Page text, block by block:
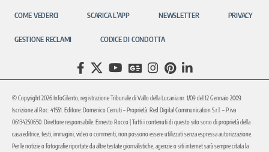
COME VEDERCI SCARICA L’APP NEWSLETTER PRIVACY
GESTIONE RECLAMI CODICE DI CONDOTTA
© Copyright 2026 InfoCilento, registrazione Tribunale di Vallo della Lucania nr. 1/09 del 12 Gennaio 2009.
Iscrizione al Roc: 41551. Editore: Domenico Cerruti – Proprietà: Red Digital Communication S.r.l. – P.iva
06134250650. Direttore responsabile: Ernesto Rocco | Tutti i contenuti di questo sito sono di proprietà della
casa editrice, testi, immagini, video o commenti, non possono essere utilizzati senza espressa autorizzazione.
Per le notizie o fotografie riportate da altre testate giornalistiche, agenzie o siti internet sarà sempre citata la